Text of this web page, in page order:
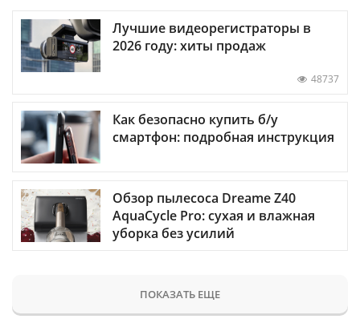
Лучшие видеорегистраторы в
2026 году: хиты продаж
48737
Как безопасно купить б/у
смартфон: подробная инструкция
Обзор пылесоса Dreame Z40
AquaCycle Pro: сухая и влажная
уборка без усилий
ПОКАЗАТЬ ЕЩЕ